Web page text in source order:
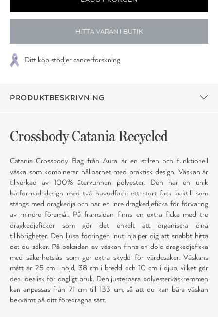
HITTA VARAN I BUTIK
Ditt köp stödjer cancerforskning
PRODUKTBESKRIVNING
Crossbody Catania Recycled
Catania Crossbody Bag från Aura är en stilren och funktionell
väska som kombinerar hållbarhet med praktisk design. Väskan är
tillverkad av 100% återvunnen polyester. Den har en unik
båtformad design med två huvudfack: ett stort fack baktill som
stängs med dragkedja och har en inre dragkedjeficka för förvaring
av mindre föremål. På framsidan finns en extra ficka med tre
dragkedjefickor som gör det enkelt att organisera dina
tillhörigheter. Den ljusa fodringen inuti hjälper dig att snabbt hitta
det du söker. På baksidan av väskan finns en dold dragkedjeficka
med säkerhetslås som ger extra skydd för värdesaker. Väskans
mått är 25 cm i höjd, 38 cm i bredd och 10 cm i djup, vilket gör
den idealisk för dagligt bruk. Den justerbara polyesterväskremmen
kan anpassas från 71 cm till 133 cm, så att du kan bära väskan
bekvämt på ditt föredragna sätt.